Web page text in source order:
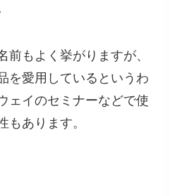
前もよく挙がりますが、
を愛用しているというわ
ェイのセミナーなどで使
もあります。